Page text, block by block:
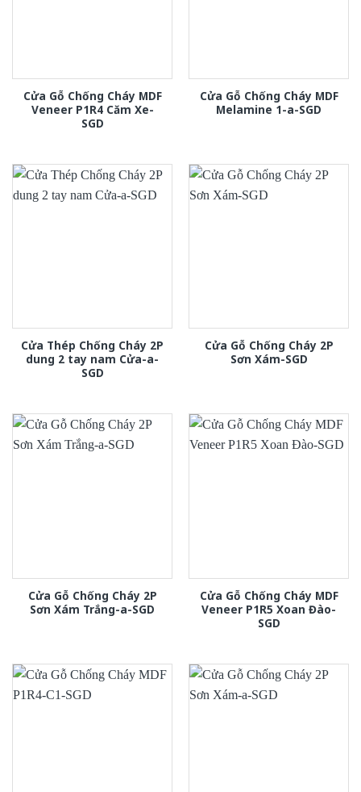
Cửa Gỗ Chống Cháy MDF
Veneer P1R4 Căm Xe-
SGD
Cửa Gỗ Chống Cháy MDF
Melamine 1-a-SGD
Cửa Thép Chống Cháy 2P
dung 2 tay nam Cửa-a-
SGD
Cửa Gỗ Chống Cháy 2P
Sơn Xám-SGD
Cửa Gỗ Chống Cháy 2P
Sơn Xám Trắng-a-SGD
Cửa Gỗ Chống Cháy MDF
Veneer P1R5 Xoan Đào-
SGD